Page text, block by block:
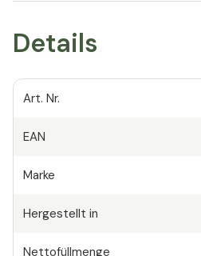
Details
Art. Nr.
EAN
Marke
Hergestellt in
Nettofüllmenge